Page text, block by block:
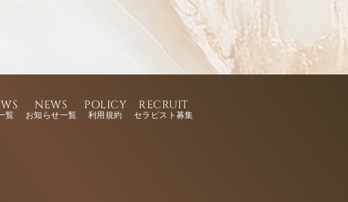
覧
NEWS
お知らせ一覧
POLICY
利用規約
RECRUIT
セラピスト募集